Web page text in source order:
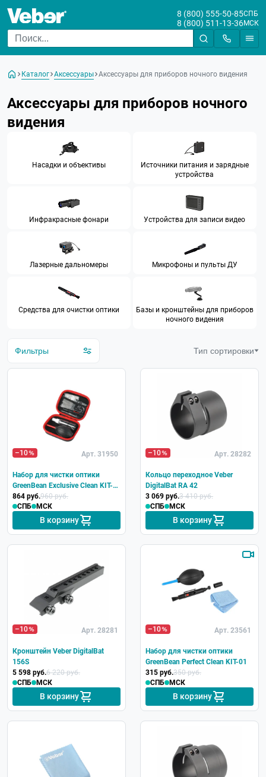
8 (800) 555-50-85СПБ
8 (800) 511-13-36МСК
Каталог Аксессуары Аксессуары для приборов ночного видения
Аксессуары для приборов ночного
видения
Насадки и объективы
Источники питания и зарядные
устройства
Инфракрасные фонари Устройства для записи видео
Лазерные дальномеры Микрофоны и пульты ДУ
Средства для очистки оптики
Базы и кронштейны для приборов
ночного видения
Цена
От
До
Фильтры Тип сортировки
–10 Арт. 31950
Набор для чистки оптики
GreenBean Exclusive Clean KIT-
03
864 руб.960 руб.
СПБ
МСК
В корзину
–10 Арт. 28282
Кольцо переходное Veber
DigitalBat RA 42
3 069 руб.3 410 руб.
СПБ
МСК
В корзину
–10 Арт. 28281
Кронштейн Veber DigitalBat
156S
5 598 руб.6 220 руб.
СПБ
МСК
В корзину
–10 Арт. 23561
Набор для чистки оптики
GreenBean Perfect Clean KIT-01
315 руб.350 руб.
СПБ
МСК
В корзину